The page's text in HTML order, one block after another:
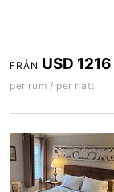
FRÅN USD 1216
per rum / per natt